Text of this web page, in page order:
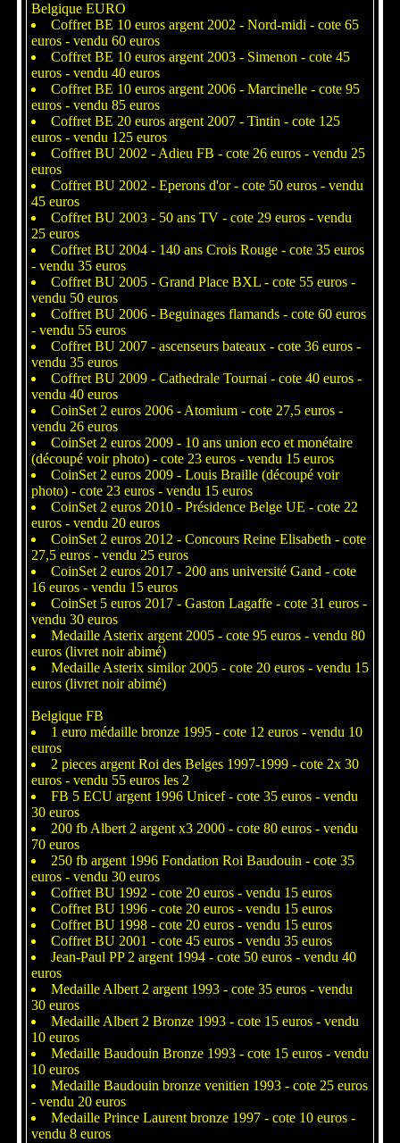
Belgique EURO
Coffret BE 10 euros argent 2002 - Nord-midi - cote 65
euros - vendu 60 euros
Coffret BE 10 euros argent 2003 - Simenon - cote 45
euros - vendu 40 euros
Coffret BE 10 euros argent 2006 - Marcinelle - cote 95
euros - vendu 85 euros
Coffret BE 20 euros argent 2007 - Tintin - cote 125
euros - vendu 125 euros
Coffret BU 2002 - Adieu FB - cote 26 euros - vendu 25
euros
Coffret BU 2002 - Eperons d'or - cote 50 euros - vendu
45 euros
Coffret BU 2003 - 50 ans TV - cote 29 euros - vendu
25 euros
Coffret BU 2004 - 140 ans Crois Rouge - cote 35 euros
- vendu 35 euros
Coffret BU 2005 - Grand Place BXL - cote 55 euros -
vendu 50 euros
Coffret BU 2006 - Beguinages flamands - cote 60 euros
- vendu 55 euros
Coffret BU 2007 - ascenseurs bateaux - cote 36 euros -
vendu 35 euros
Coffret BU 2009 - Cathedrale Tournai - cote 40 euros -
vendu 40 euros
CoinSet 2 euros 2006 - Atomium - cote 27,5 euros -
vendu 26 euros
CoinSet 2 euros 2009 - 10 ans union eco et monétaire
(découpé voir photo) - cote 23 euros - vendu 15 euros
CoinSet 2 euros 2009 - Louis Braille (découpé voir
photo) - cote 23 euros - vendu 15 euros
CoinSet 2 euros 2010 - Présidence Belge UE - cote 22
euros - vendu 20 euros
CoinSet 2 euros 2012 - Concours Reine Elisabeth - cote
27,5 euros - vendu 25 euros
CoinSet 2 euros 2017 - 200 ans université Gand - cote
16 euros - vendu 15 euros
CoinSet 5 euros 2017 - Gaston Lagaffe - cote 31 euros -
vendu 30 euros
Medaille Asterix argent 2005 - cote 95 euros - vendu 80
euros (livret noir abimé)
Medaille Asterix similor 2005 - cote 20 euros - vendu 15
euros (livret noir abimé)
Belgique FB
1 euro médaille bronze 1995 - cote 12 euros - vendu 10
euros
2 pieces argent Roi des Belges 1997-1999 - cote 2x 30
euros - vendu 55 euros les 2
FB 5 ECU argent 1996 Unicef - cote 35 euros - vendu
30 euros
200 fb Albert 2 argent x3 2000 - cote 80 euros - vendu
70 euros
250 fb argent 1996 Fondation Roi Baudouin - cote 35
euros - vendu 30 euros
Coffret BU 1992 - cote 20 euros - vendu 15 euros
Coffret BU 1996 - cote 20 euros - vendu 15 euros
Coffret BU 1998 - cote 20 euros - vendu 15 euros
Coffret BU 2001 - cote 45 euros - vendu 35 euros
Jean-Paul PP 2 argent 1994 - cote 50 euros - vendu 40
euros
Medaille Albert 2 argent 1993 - cote 35 euros - vendu
30 euros
Medaille Albert 2 Bronze 1993 - cote 15 euros - vendu
10 euros
Medaille Baudouin Bronze 1993 - cote 15 euros - vendu
10 euros
Medaille Baudouin bronze venitien 1993 - cote 25 euros
- vendu 20 euros
Medaille Prince Laurent bronze 1997 - cote 10 euros -
vendu 8 euros